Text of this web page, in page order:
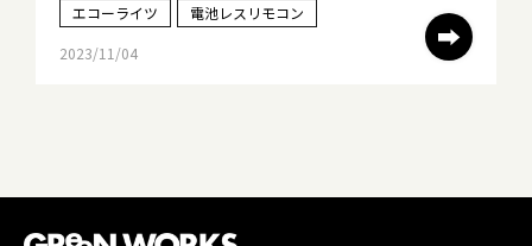
➡
エコーライツ
電池レスリモコン
2023/11/04